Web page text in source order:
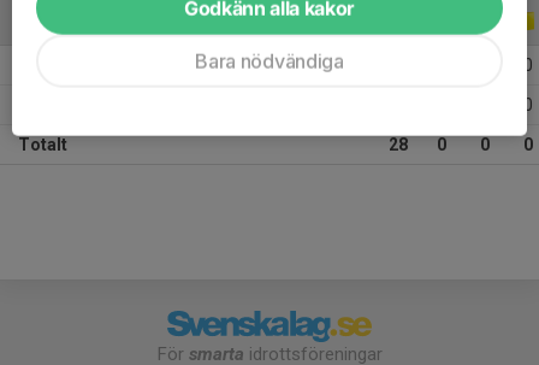
ALLA SERIER
0
0
Totalt 28 0 0 0
För smarta idrottsföreningar
Godkänn alla kakor
Bara nödvändiga